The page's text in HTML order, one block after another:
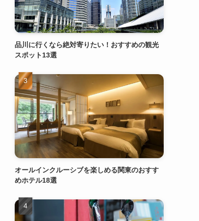
品川に行くなら絶対寄りたい！おすすめの観光
スポット13選
オールインクルーシブを楽しめる関東のおすす
めホテル18選